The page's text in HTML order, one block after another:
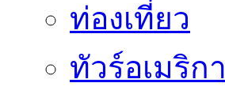
ท่องเที่ยว
ทัวร์อเมริกา